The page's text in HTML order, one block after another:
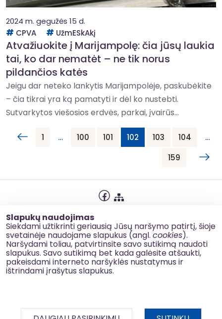
Slapukų naudojimas
Siekdami užtikrinti geriausią Jūsų naršymo patirtį, šioje
svetainėje naudojame slapukus (angl. cookies).
Naršydami toliau, patvirtinsite savo sutikimą naudoti
slapukus. Savo sutikimą bet kada galėsite atšaukti,
pakeisdami interneto naršyklės nustatymus ir
ištrindami įrašytus slapukus.
2024 m. gegužės 15 d.
CPVA
UžmESkAkį
Atvažiuokite į Marijampolę: čia jūsų laukia
tai, ko dar nematėt – ne tik norus
pildančios katės
Jeigu dar neteko lankytis Marijampolėje, paskubėkite
– čia tikrai yra ką pamatyti ir dėl ko nustebti.
Sutvarkytos viešosios erdvės, parkai, įvairūs...
1 … 100 101 102 103 104
…
159
Slapukų naudojimas
Korupcijos prevencija
Kontaktai